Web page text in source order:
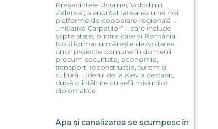
Președintele Ucrainei, Volodimir
Zelenski, a anunțat lansarea unei noi
platforme de cooperare regională –
„Inițiativa Carpaților” – care include
șapte state, printre care și România.
Noul format urmărește dezvoltarea
unor proiecte comune în domenii
precum securitate, economie,
transport, reconstrucție, turism și
cultură. Liderul de la Kiev a declarat,
după o întâlnire cu șefii misiunilor
diplomatice
Apa și canalizarea se scumpesc în